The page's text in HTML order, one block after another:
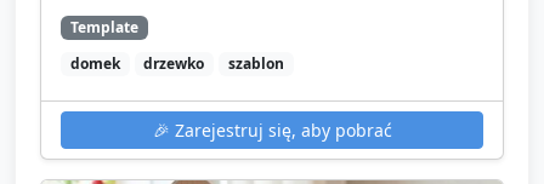
Template
domek
drzewko szablon
🎉 Zarejestruj się, aby pobrać